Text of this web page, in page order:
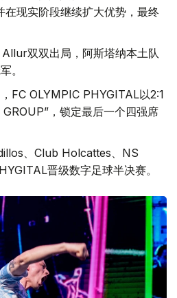
在现实阶段继续扩大优势，最终
双双出局，阿斯塔纳本土队
。
FC OLYMPIC PHYGITAL以2:1
，锁定最后一个四强席
、Club Holcattes、NS
晋级数字足球半决赛。